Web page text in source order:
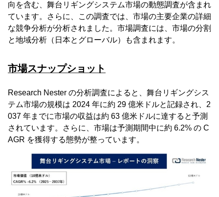
向を含む、舞台リギングシステム市場の動態調査が含まれ
ています。さらに、この調査では、市場の主要企業の詳細
な競争分析が分析されました。市場調査には、市場の分割
と地域分析（日本とグローバル）も含まれます。
市場スナップショット
Research Nester の分析調査によると、舞台リギングシス
テム市場の規模は 2024 年に約 29 億米ドルと記録され、2
037 年までに市場の収益は約 63 億米ドルに達すると予測
されています。さらに、市場は予測期間中に約 6.2% の C
AGR を獲得する態勢が整っています。